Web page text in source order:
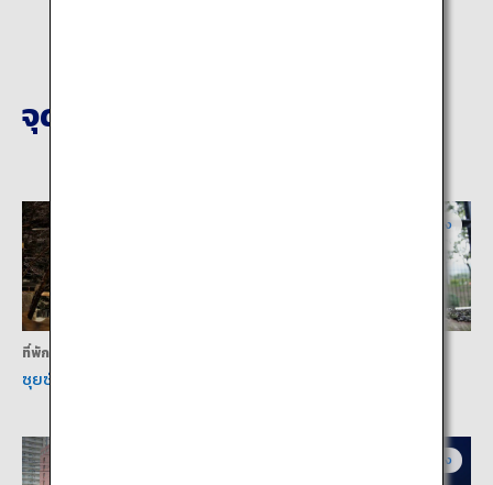
จุดหมายปลายทางที่ใกล้เคียง
ที่พัก
ซุยซันเท คลับ โจซันเค
ฮอกไกโดกลาง
ฮอกไกโดกลาง